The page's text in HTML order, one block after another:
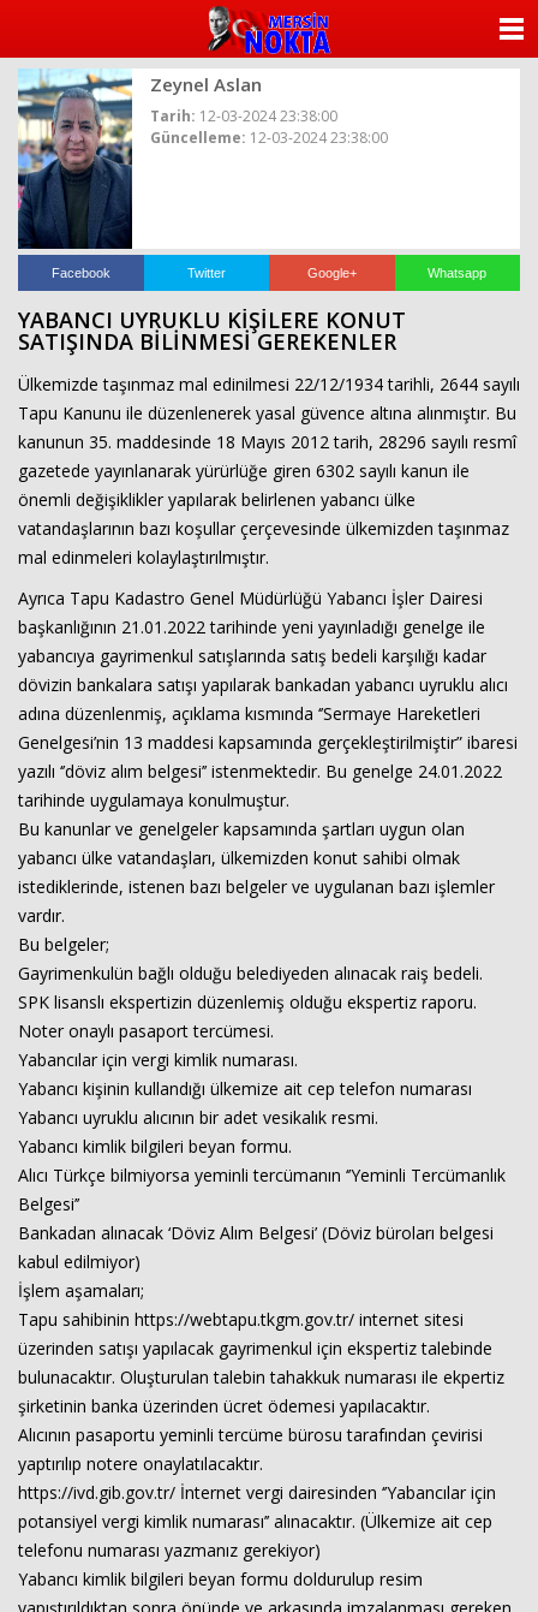
Zeynel Aslan
Tarih: 12-03-2024 23:38:00
Güncelleme: 12-03-2024 23:38:00
Facebook Twitter Google+ Whatsapp
YABANCI UYRUKLU KİŞİLERE KONUT
SATIŞINDA BİLİNMESİ GEREKENLER
Ülkemizde taşınmaz mal edinilmesi 22/12/1934 tarihli, 2644 sayılı
Tapu Kanunu ile düzenlenerek yasal güvence altına alınmıştır. Bu
kanunun 35. maddesinde 18 Mayıs 2012 tarih, 28296 sayılı resmî
gazetede yayınlanarak yürürlüğe giren 6302 sayılı kanun ile
önemli değişiklikler yapılarak belirlenen yabancı ülke
vatandaşlarının bazı koşullar çerçevesinde ülkemizden taşınmaz
mal edinmeleri kolaylaştırılmıştır.
Ayrıca Tapu Kadastro Genel Müdürlüğü Yabancı İşler Dairesi
başkanlığının 21.01.2022 tarihinde yeni yayınladığı genelge ile
yabancıya gayrimenkul satışlarında satış bedeli karşılığı kadar
dövizin bankalara satışı yapılarak bankadan yabancı uyruklu alıcı
adına düzenlenmiş, açıklama kısmında ‘’Sermaye Hareketleri
Genelgesi’nin 13 maddesi kapsamında gerçekleştirilmiştir” ibaresi
yazılı ‘’döviz alım belgesi’’ istenmektedir. Bu genelge 24.01.2022
tarihinde uygulamaya konulmuştur.
Bu kanunlar ve genelgeler kapsamında şartları uygun olan
yabancı ülke vatandaşları, ülkemizden konut sahibi olmak
istediklerinde, istenen bazı belgeler ve uygulanan bazı işlemler
vardır.
Bu belgeler;
Gayrimenkulün bağlı olduğu belediyeden alınacak raiş bedeli.
SPK lisanslı ekspertizin düzenlemiş olduğu ekspertiz raporu.
Noter onaylı pasaport tercümesi.
Yabancılar için vergi kimlik numarası.
Yabancı kişinin kullandığı ülkemize ait cep telefon numarası
Yabancı uyruklu alıcının bir adet vesikalık resmi.
Yabancı kimlik bilgileri beyan formu.
Alıcı Türkçe bilmiyorsa yeminli tercümanın ‘’Yeminli Tercümanlık
Belgesi’’
Bankadan alınacak ‘Döviz Alım Belgesi’ (Döviz büroları belgesi
kabul edilmiyor)
İşlem aşamaları;
Tapu sahibinin https://webtapu.tkgm.gov.tr/ internet sitesi
üzerinden satışı yapılacak gayrimenkul için ekspertiz talebinde
bulunacaktır. Oluşturulan talebin tahakkuk numarası ile ekpertiz
şirketinin banka üzerinden ücret ödemesi yapılacaktır.
Alıcının pasaportu yeminli tercüme bürosu tarafından çevirisi
yaptırılıp notere onaylatılacaktır.
https://ivd.gib.gov.tr/ İnternet vergi dairesinden ‘’Yabancılar için
potansiyel vergi kimlik numarası’’ alınacaktır. (Ülkemize ait cep
telefonu numarası yazmanız gerekiyor)
Yabancı kimlik bilgileri beyan formu doldurulup resim
YAZARLAR
VİDEO GALERİ
KÜNYE
İLETİŞİM